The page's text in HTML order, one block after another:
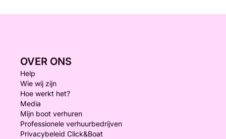
OVER ONS
Help
Wie wij zijn
Hoe werkt het?
Media
Mijn boot verhuren
Professionele verhuurbedrijven
Privacybeleid Click&Boat